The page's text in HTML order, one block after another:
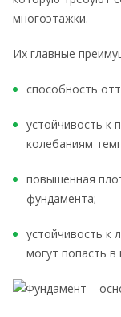
многоэтажки.
Их главные
способность
устойчивость к
колебаниям
повышенная
фундамента;
устойчивость к
могут попасть в